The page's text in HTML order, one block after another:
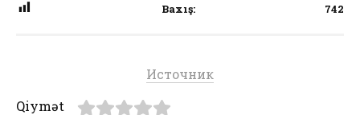
Baxış: 742
Источник
Qiymət